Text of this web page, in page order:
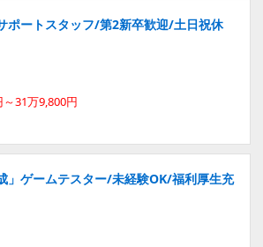
ポートスタッフ/第2新卒歓迎/土日祝休
31万9,800円
」ゲームテスター/未経験OK/福利厚生充